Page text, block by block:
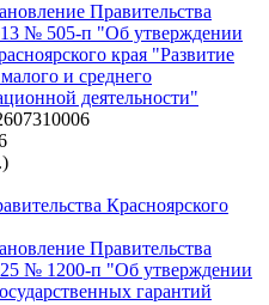
Правительства
№ 505-п "Об утверждении
края "Развитие
и среднего
деятельности"
Красноярского
Правительства
№ 1200-п "Об утверждении
гарантий